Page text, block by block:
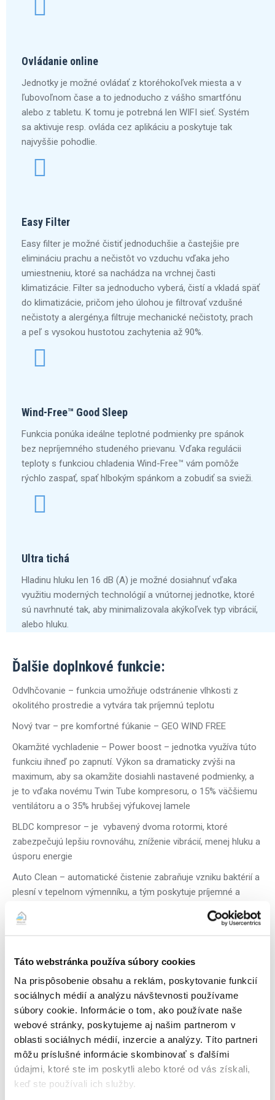
Táto webstránka používa súbory cookies
Na prispôsobenie obsahu a reklám, poskytovanie funkcií
sociálnych médií a analýzu návštevnosti používame
súbory cookie. Informácie o tom, ako používate naše
webové stránky, poskytujeme aj našim partnerom v
oblasti sociálnych médií, inzercie a analýzy. Títo partneri
môžu príslušné informácie skombinovať s ďalšími
údajmi, ktoré ste im poskytli alebo ktoré od vás získali,
keď ste používali ich služby.
Ovládanie online
Jednotky je možné ovládať z ktoréhokoľvek miesta a v
ľubovoľnom čase a to jednoducho z vášho smartfónu
alebo z tabletu. K tomu je potrebná len WIFI sieť. Systém
sa aktivuje resp. ovláda cez aplikáciu a poskytuje tak
najvyššie pohodlie.
Easy Filter
Easy filter je možné čistiť jednoduchšie a častejšie pre
elimináciu prachu a nečistôt vo vzduchu vďaka jeho
umiestneniu, ktoré sa nachádza na vrchnej časti
klimatizácie. Filter sa jednoducho vyberá, čistí a vkladá späť
do klimatizácie, pričom jeho úlohou je filtrovať vzdušné
nečistoty a alergény,a filtruje mechanické nečistoty, prach
a peľ s vysokou hustotou zachytenia až 90%.
Wind-Free™ Good Sleep
Funkcia ponúka ideálne teplotné podmienky pre spánok
bez nepríjemného studeného prievanu. Vďaka regulácii
teploty s funkciou chladenia Wind-Free™ vám pomôže
rýchlo zaspať, spať hlbokým spánkom a zobudiť sa svieži.
Ultra tichá
Hladinu hluku len 16 dB (A) je možné dosiahnuť vďaka
využitiu moderných technológií a vnútornej jednotke, ktoré
sú navrhnuté tak, aby minimalizovala akýkoľvek typ vibrácií,
alebo hluku.
Ďalšie doplnkové funkcie:
Odvlhčovanie – funkcia umožňuje odstránenie vlhkosti z
okolitého prostredie a vytvára tak príjemnú teplotu
Nový tvar – pre komfortné fúkanie – GEO WIND FREE
Okamžité vychladenie – Power boost – jednotka využíva túto
funkciu ihneď po zapnutí. Výkon sa dramaticky zvýši na
maximum, aby sa okamžite dosiahli nastavené podmienky, a
je to vďaka novému Twin Tube kompresoru, o 15% väčšiemu
ventilátoru a o 35% hrubšej výfukovej lamele
BLDC kompresor – je vybavený dvoma rotormi, ktoré
zabezpečujú lepšiu rovnováhu, zníženie vibrácií, menej hluku a
úsporu energie
Auto Clean – automatické čistenie zabraňuje vzniku baktérií a
plesní v tepelnom výmenníku, a tým poskytuje príjemné a
klimatizačného zariadenia je udržovaný čistý vysušovaním
výmenníka tepla a sterilizáciou interiéru
Časovač – praktický časovač umožňuje nastaviť a
24/7 režime, a to aj vo Vašej neprítomnosti
Automatické ovládanie smeru prúdenia vzduchu (nahor /
nadol)
Automatické ovládanie smeru prúdenia vzduchu (doľava /
doprava)
3D Wind – široké, dvojité lamely a automatické klapky